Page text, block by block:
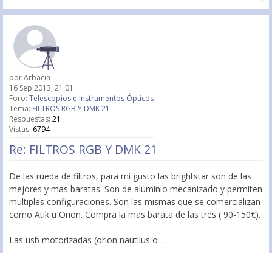
porArbacia
16 Sep 2013, 21:01
Foro: Telescopios e Instrumentos Ópticos
Tema: FILTROS RGB Y DMK 21
Respuestas: 21
Vistas: 6794
Re: FILTROS RGB Y DMK 21
De las rueda de filtros, para mi gusto las brightstar son de las
mejores y mas baratas. Son de aluminio mecanizado y permiten
multiples configuraciones. Son las mismas que se comercializan
como Atik u Orion. Compra la mas barata de las tres ( 90-150€).
Las usb motorizadas (orion nautilus o ...